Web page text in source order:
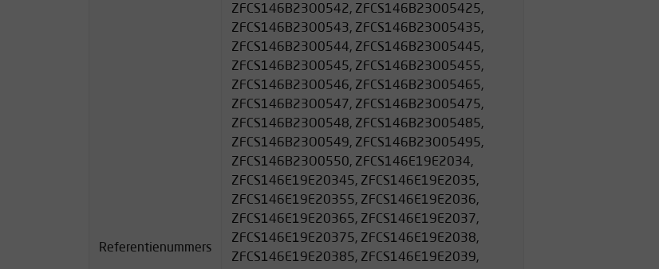
Referentienummers
ZFCS146B23O0542, ZFCS146B23O05425,
ZFCS146B23O0543, ZFCS146B23O05435,
ZFCS146B23O0544, ZFCS146B23O05445,
ZFCS146B23O0545, ZFCS146B23O05455,
ZFCS146B23O0546, ZFCS146B23O05465,
ZFCS146B23O0547, ZFCS146B23O05475,
ZFCS146B23O0548, ZFCS146B23O05485,
ZFCS146B23O0549, ZFCS146B23O05495,
ZFCS146B23O0550, ZFCS146E19E2034,
ZFCS146E19E20345, ZFCS146E19E2035,
ZFCS146E19E20355, ZFCS146E19E2036,
ZFCS146E19E20365, ZFCS146E19E2037,
ZFCS146E19E20375, ZFCS146E19E2038,
ZFCS146E19E20385, ZFCS146E19E2039,